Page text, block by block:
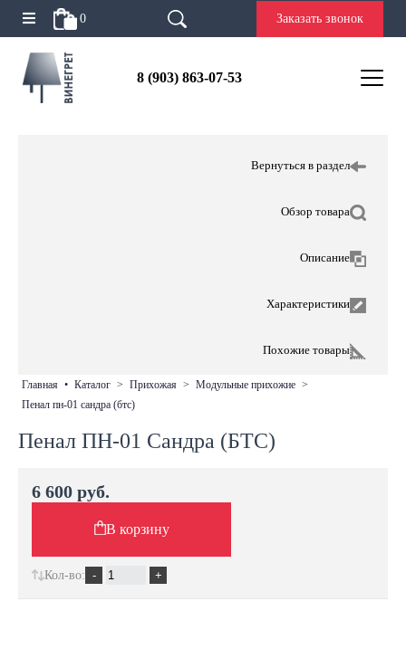
0 Заказать звонок
8 (903) 863-07-53
Вернуться в раздел
Обзор товара
Описание
Характеристики
Похожие товары
главная • каталог > прихожая > модульные прихожие >
пенал пн-01 сандра (бтс)
Пенал ПН-01 Сандра (БТС)
6 600 руб.
В корзину
Кол-во: